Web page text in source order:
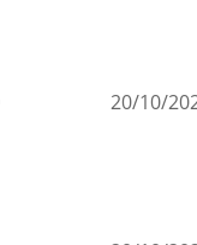
20/10/